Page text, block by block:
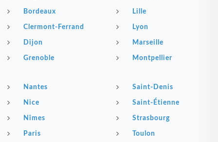
Bordeaux
Clermont-Ferrand
Dijon
Grenoble
Lille
Lyon
Marseille
Montpellier
Nantes
Nice
Nîmes
Paris
Saint-Denis
Saint-Étienne
Strasbourg
Toulon